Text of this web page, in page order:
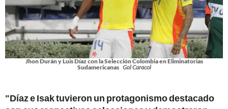
Jhon Durán y Luis Díaz con la Selección Colombia en Eliminatorias
Sudamericanas Gol Caracol
"Díaz e Isak tuvieron un protagonismo destacado